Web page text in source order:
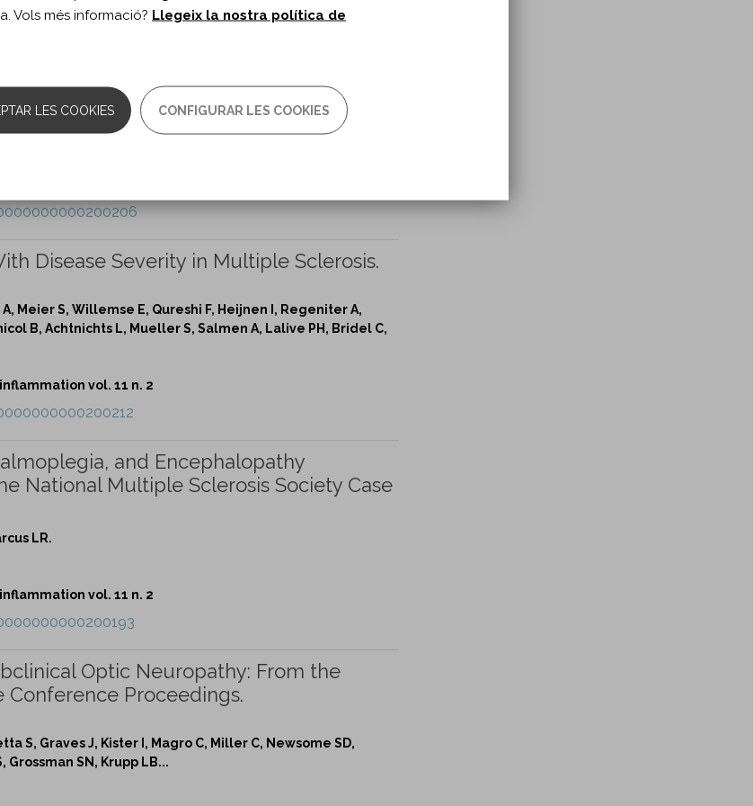
vol. 11 n. 2
With Severity and Brain Atrophy in
T, Sato N, Yokota T, Yamamura T.
vol. 11 n. 2
Disease Severity in Multiple Sclerosis.
Meier S, Willemse E, Qureshi F, Heijnen I, Regeniter A,
B, Achtnichts L, Mueller S, Salmen A, Lalive PH, Bridel C,
vol. 11 n. 2
and Encephalopathy
National Multiple Sclerosis Society Case
LR.
vol. 11 n. 2
Optic Neuropathy: From the
Conference Proceedings.
S, Graves J, Kister I, Magro C, Miller C, Newsome SD,
SN, Krupp LB...
Vols més informació? Llegeix la nostra política de
LES COOKIES CONFIGURAR LES COOKIES